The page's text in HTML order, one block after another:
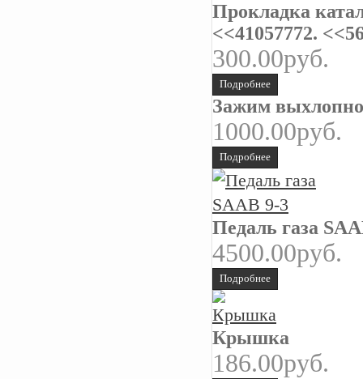
Прокладка
<<41057772.
300.00руб.
Подробнее
Зажим
1000.00руб.
Подробнее
Педаль газа
4500.00руб.
Подробнее
Крышка
186.00руб.